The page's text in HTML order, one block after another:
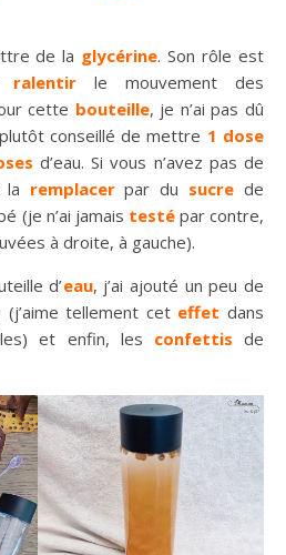
de la glycérine. Son rôle est
ralentir
le mouvement des
cette bouteille, je n’ai pas dû
conseillé de mettre 1 dose
d’eau. Si vous n’avez pas de
la remplacer par du sucre de
(je n’ai jamais testé par contre,
à droite, à gauche).
d’eau, j’ai ajouté un peu de
(j’aime tellement cet effet dans
et enfin, les confettis de